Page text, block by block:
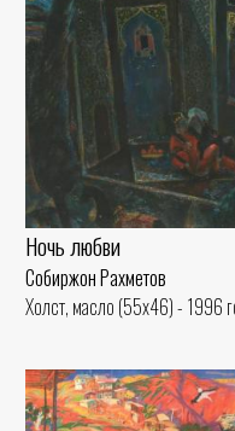
Ночь любви
Собиржон Рахметов
Холст, масло (55x46) - 1996